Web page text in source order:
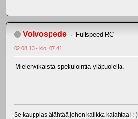
Volvospede Fullspeed RC
02.08.13 - klo: 07.41
Mielenvikaista spekulointia yläpuolella.
Se kauppias älähtää johon kalikka kalahtaa! :-)